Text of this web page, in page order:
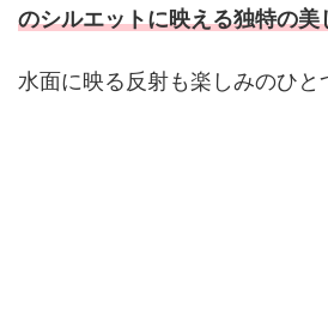
のシルエットに映える独特の美
水面に映る反射も楽しみのひと